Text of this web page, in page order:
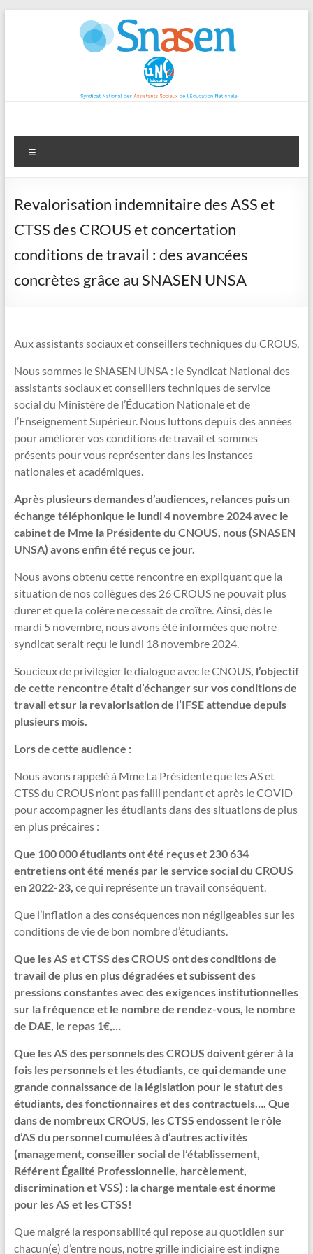
Revalorisation indemnitaire des ASS et
CTSS des CROUS et concertation
conditions de travail : des avancées
concrètes grâce au SNASEN UNSA
Aux assistants sociaux et conseillers techniques du CROUS,
Nous sommes le SNASEN UNSA : le Syndicat National des
assistants sociaux et conseillers techniques de service
social du Ministère de l’Éducation Nationale et de
l’Enseignement Supérieur. Nous luttons depuis des années
pour améliorer vos conditions de travail et sommes
présents pour vous représenter dans les instances
nationales et académiques.
Après plusieurs demandes d’audiences, relances puis un
échange téléphonique le lundi 4 novembre 2024 avec le
cabinet de Mme la Présidente du CNOUS, nous (SNASEN
UNSA) avons enfin été reçus ce jour.
Nous avons obtenu cette rencontre en expliquant que la
situation de nos collègues des 26 CROUS ne pouvait plus
durer et que la colère ne cessait de croître. Ainsi, dès le
mardi 5 novembre, nous avons été informées que notre
syndicat serait reçu le lundi 18 novembre 2024.
Soucieux de privilégier le dialogue avec le CNOUS, l’objectif
de cette rencontre était d’échanger sur vos conditions de
travail et sur la revalorisation de l’IFSE attendue depuis
plusieurs mois.
Lors de cette audience :
Nous avons rappelé à Mme La Présidente que les AS et
CTSS du CROUS n’ont pas failli pendant et après le COVID
pour accompagner les étudiants dans des situations de plus
en plus précaires :
Que 100 000 étudiants ont été reçus et 230 634
entretiens ont été menés par le service social du CROUS
en 2022-23, ce qui représente un travail conséquent.
Que l’inflation a des conséquences non négligeables sur les
conditions de vie de bon nombre d’étudiants.
Que les AS et CTSS des CROUS ont des conditions de
travail de plus en plus dégradées et subissent des
pressions constantes avec des exigences institutionnelles
sur la fréquence et le nombre de rendez-vous, le nombre
de DAE, le repas 1€,…
Que les AS des personnels des CROUS doivent gérer à la
fois les personnels et les étudiants, ce qui demande une
grande connaissance de la législation pour le statut des
étudiants, des fonctionnaires et des contractuels…. Que
dans de nombreux CROUS, les CTSS endossent le rôle
d’AS du personnel cumulées à d’autres activités
(management, conseiller social de l’établissement,
Référent Égalité Professionnelle, harcèlement,
discrimination et VSS) : la charge mentale est énorme
pour les AS et les CTSS!
Que malgré la responsabilité qui repose au quotidien sur
chacun(e) d’entre nous, notre grille indiciaire est indigne